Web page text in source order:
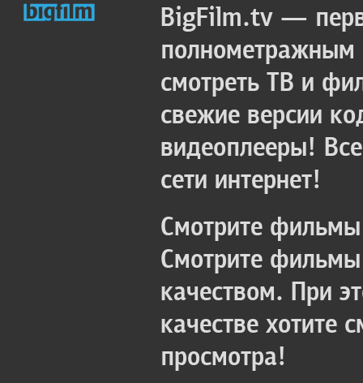
BigFilm.tv —
полнометражным
смотреть ТВ и
свежие версии
видеоплееры!
сети интернет!
Смотрите
Смотрите
качеством. При
качестве хотите
просмотра!